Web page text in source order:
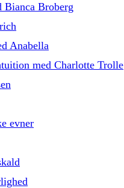
Broberg
Anabella
med Charlotte Trolle
evner